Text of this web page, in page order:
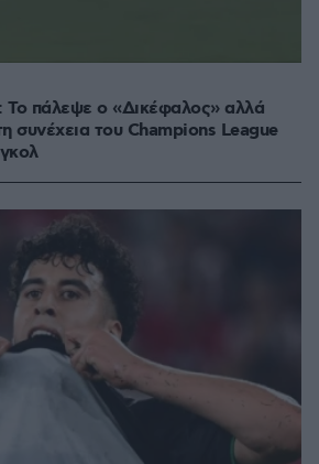
πάλεψε ο «Δικέφαλος» αλλά
συνέχεια του Champions League